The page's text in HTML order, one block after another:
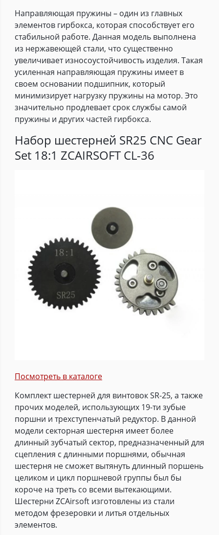
Направляющая пружины – один из главных
элементов гирбокса, которая способствует его
стабильной работе. Данная модель выполнена
из нержавеющей стали, что существенно
увеличивает износоустойчивость изделия. Такая
усиленная направляющая пружины имеет в
своем основании подшипник, который
минимизирует нагрузку пружины на мотор. Это
значительно продлевает срок службы самой
пружины и других частей гирбокса.
Набор шестерней SR25 CNC Gear
Set 18:1 ZCAIRSOFT CL-36
Посмотреть в каталоге
Комплект шестерней для винтовок SR-25, а также
прочих моделей, использующих 19-ти зубые
поршни и трехступенчатый редуктор. В данной
модели секторная шестерня имеет более
длинный зубчатый сектор, предназначенный для
сцепления с длинными поршнями, обычная
шестерня не сможет вытянуть длинный поршень
целиком и цикл поршневой группы был бы
короче на треть со всеми вытекающими.
Шестерни ZCAirsoft изготовлены из стали
методом фрезеровки и литья отдельных
элементов.